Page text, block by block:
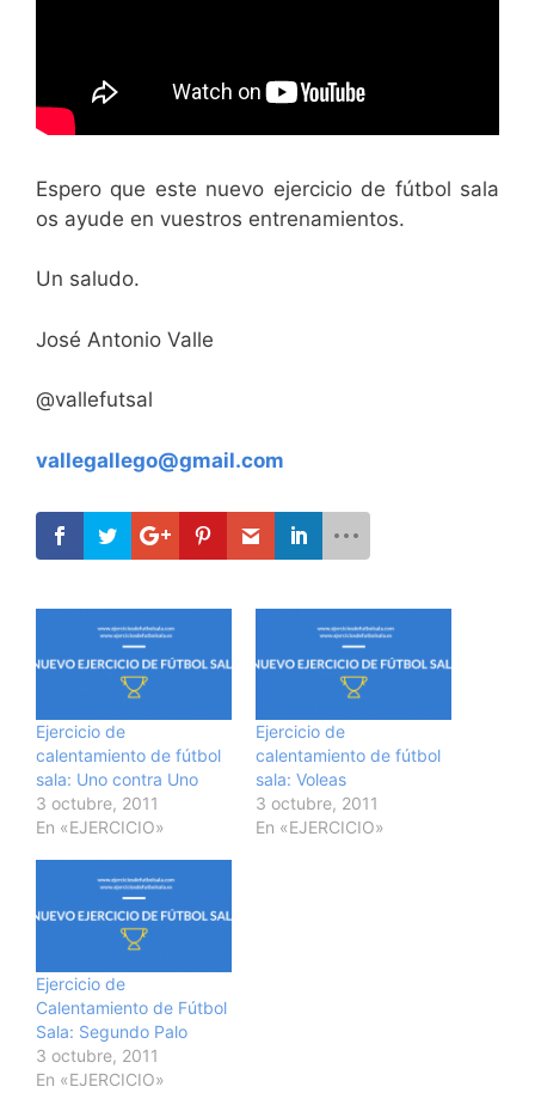
Espero que este nuevo ejercicio de fútbol sala
os ayude en vuestros entrenamientos.
Un saludo.
José Antonio Valle
@vallefutsal
vallegallego@gmail.com
Ejercicio de
calentamiento de fútbol
sala: Uno contra Uno
3 octubre, 2011
En «EJERCICIO»
Ejercicio de
calentamiento de fútbol
sala: Voleas
3 octubre, 2011
En «EJERCICIO»
Ejercicio de
Calentamiento de Fútbol
Sala: Segundo Palo
3 octubre, 2011
En «EJERCICIO»